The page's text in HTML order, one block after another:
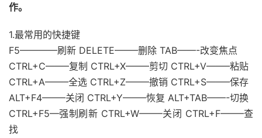
作。
1.最常用的快捷键
F5————刷新 DELETE——–删除 TAB——-改变焦点
CTRL+C——–复制 CTRL+X——–剪切 CTRL+V——–粘贴
CTRL+A——–全选 CTRL+Z——–撤销 CTRL+S——–保存
ALT+F4——–关闭 CTRL+Y——–恢复 ALT+TAB——-切换
CTRL+F5—强制刷新 CTRL+W——–关闭 CTRL+F——–查
找